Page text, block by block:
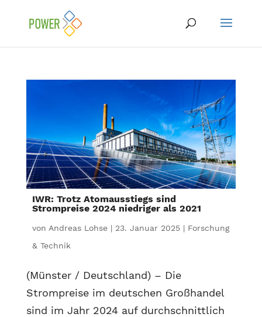
IWR: Trotz Atomausstiegs sind
Strompreise 2024 niedriger als 2021
von Andreas Lohse| 23. Januar 2025| Forschung
& Technik
(Münster / Deutschland) – Die
Strompreise im deutschen Großhandel
sind im Jahr 2024 auf durchschnittlich